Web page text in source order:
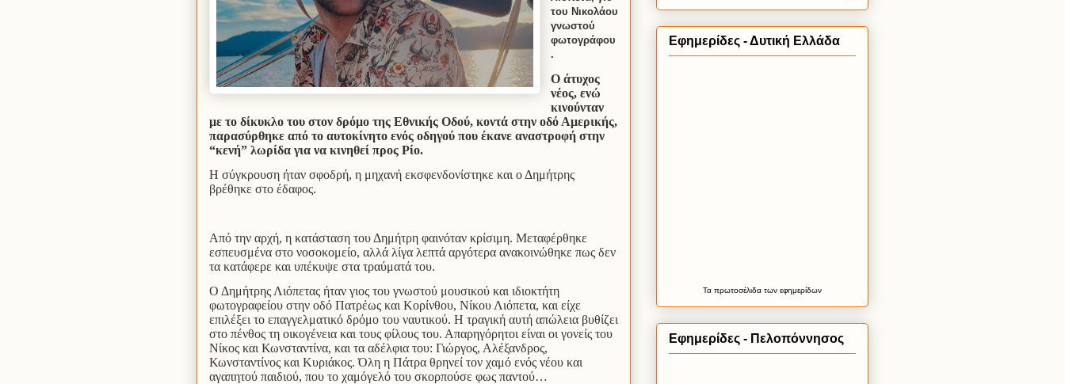
του Νικολάου
γνωστού
φωτογράφου
.
Ο άτυχος
νέος, ενώ
κινούνταν
με το δίκυκλο του στον δρόμο της Εθνικής Οδού, κοντά στην οδό Αμερικής,
παρασύρθηκε από το αυτοκίνητο ενός οδηγού που έκανε αναστροφή στην
“κενή” λωρίδα για να κινηθεί προς Ρίο.
Η σύγκρουση ήταν σφοδρή, η μηχανή εκσφενδονίστηκε και ο Δημήτρης
βρέθηκε στο έδαφος.
Από την αρχή, η κατάσταση του Δημήτρη φαινόταν κρίσιμη. Μεταφέρθηκε
εσπευσμένα στο νοσοκομείο, αλλά λίγα λεπτά αργότερα ανακοινώθηκε πως δεν
τα κατάφερε και υπέκυψε στα τραύματά του.
Ο Δημήτρης Λιόπετας ήταν γιος του γνωστού μουσικού και ιδιοκτήτη
φωτογραφείου στην οδό Πατρέως και Κορίνθου, Νίκου Λιόπετα, και είχε
επιλέξει το επαγγελματικό δρόμο του ναυτικού. Η τραγική αυτή απώλεια βυθίζει
στο πένθος τη οικογένεια και τους φίλους του. Απαρηγόρητοι είναι οι γονείς του
Νίκος και Κωνσταντίνα, και τα αδέλφια του: Γιώργος, Αλέξανδρος,
Κωνσταντίνος και Κυριάκος. Όλη η Πάτρα θρηνεί τον χαμό ενός νέου και
αγαπητού παιδιού, που το χαμόγελό του σκορπούσε φως παντού…
Εφημερίδες - Δυτική Ελλάδα
Τα πρωτοσέλιδατων εφημερίδων
Εφημερίδες - Πελοπόννησος